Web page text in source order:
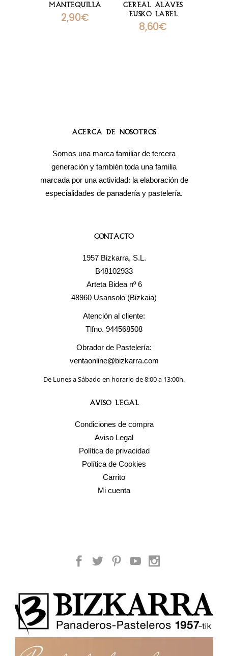
Mantequilla
2,90€
Cereal Alaves
Eusko Label
8,60€
Acerca de Nosotros
Somos una marca familiar de tercera
generación y también toda una familia
marcada por una actividad: la elaboración de
especialidades de panadería y pastelería.
Contacto
1957 Bizkarra, S.L.
B48102933
Arteta Bidea nº 6
48960 Usansolo (Bizkaia)
Atención al cliente:
Tlfno. 944568508
Obrador de Pastelería:
ventaonline@bizkarra.com
De Lunes a Sábado en horario de 8:00 a 13:00h.
Aviso Legal
Condiciones de compra
Aviso Legal
Política de privacidad
Política de Cookies
Carrito
Mi cuenta